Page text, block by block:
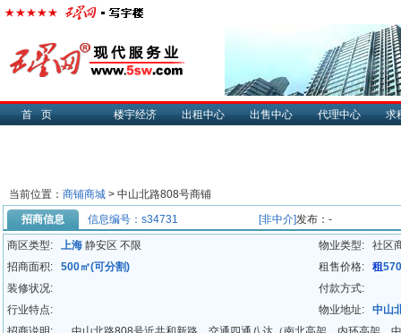
首页 楼宇经济 出租中心 出售中心 代理中心 求
当前位置： 商铺商城 > 中山北路808号商铺
招商信息
信息编号：s34731 [非中介]发布：-
商区类型: 上海 静安区 不限 物业类型:
社区
招商面积:
500㎡(可分割) 租售价格: 租
装修状况:
付款方式:
行业特点:
物业地址:
中山